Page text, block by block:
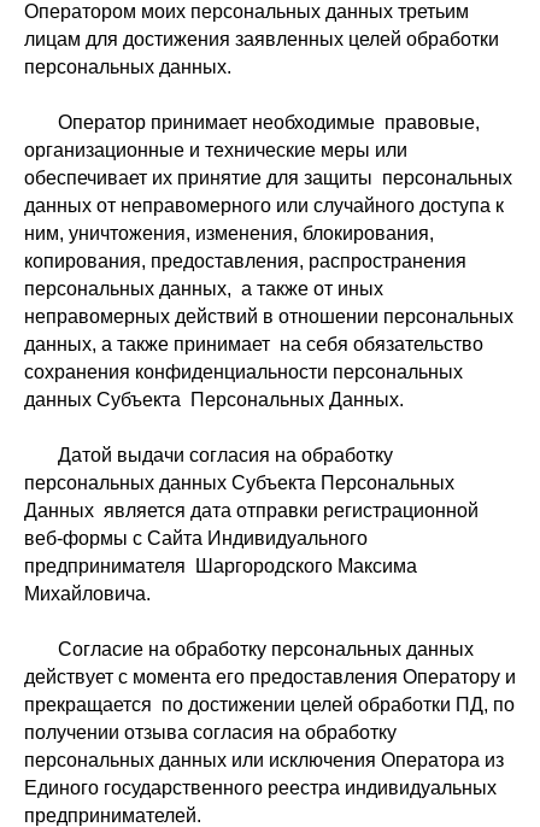
Оператором моих персональных данных третьим
лицам для достижения заявленных целей обработки
персональных данных.
Оператор принимает необходимые правовые,
организационные и технические меры или
обеспечивает их принятие для защиты персональных
данных от неправомерного или случайного доступа к
ним, уничтожения, изменения, блокирования,
копирования, предоставления, распространения
персональных данных, а также от иных
неправомерных действий в отношении персональных
данных, а также принимает на себя обязательство
сохранения конфиденциальности персональных
данных Субъекта Персональных Данных.
Датой выдачи согласия на обработку
персональных данных Субъекта Персональных
Данных является дата отправки регистрационной
веб-формы с Сайта Индивидуального
предпринимателя Шаргородского Максима
Михайловича.
Согласие на обработку персональных данных
действует с момента его предоставления Оператору и
прекращается по достижении целей обработки ПД, по
получении отзыва согласия на обработку
персональных данных или исключения Оператора из
Единого государственного реестра индивидуальных
предпринимателей.